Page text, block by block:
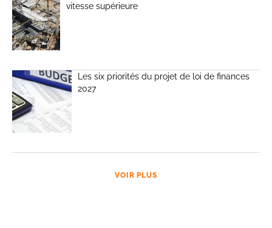
vitesse supérieure
Les six priorités du projet de loi de finances
2027
VOIR PLUS